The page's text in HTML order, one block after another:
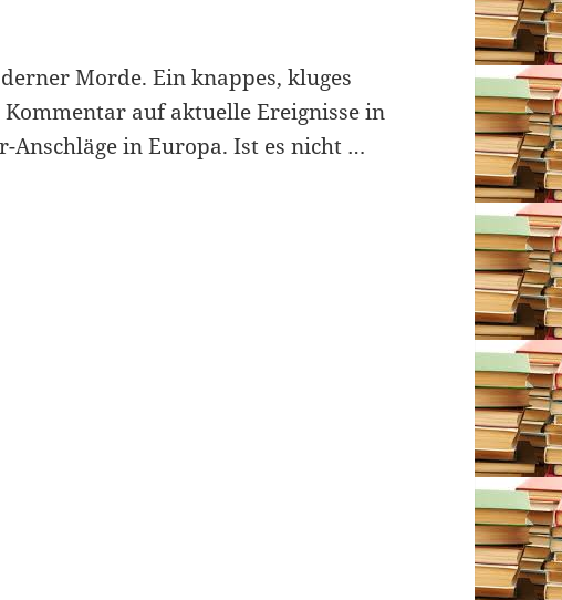
Morde. Ein knappes, kluges
Kommentar auf aktuelle Ereignisse in
in Europa. Ist es nicht …